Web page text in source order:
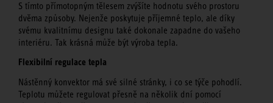
S tímto přímotopným tělesem zvýšíte hodnotu svého prostoru
dvěma způsoby. Nejenže poskytuje příjemné teplo, ale díky
svému kvalitnímu designu také dokonale zapadne do vašeho
interiéru. Tak krásná může být výroba tepla.
Flexibilní regulace tepla
Nástěnný konvektor má své silné stránky, i co se týče pohodlí.
Teplotu můžete regulovat přesně na několik dní pomocí